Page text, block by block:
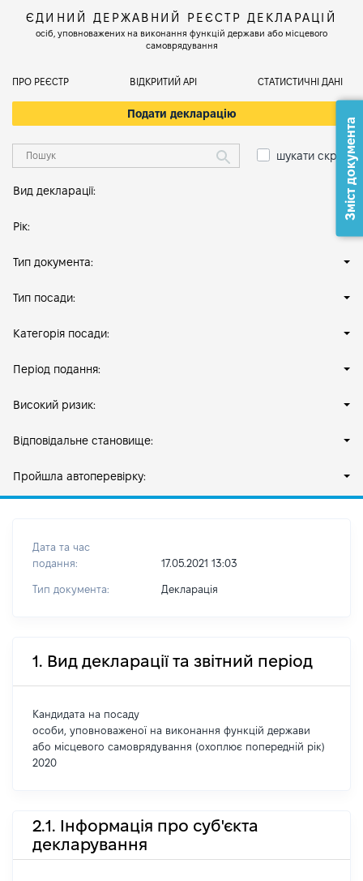
ЄДИНИЙ ДЕРЖАВНИЙ РЕЄСТР ДЕКЛАРАЦІЙ
осіб, уповноважених на виконання функцій держави або місцевого
самоврядування
ПРО РЕЄСТР ВІДКРИТИЙ АРІ СТАТИСТИЧНІ ДАНІ
Подати декларацію
шукати скрізь
Вид декларації:
Рік:
Тип документа:
Тип посади:
Категорія посади:
Період подання:
Високий ризик:
Відповідальне становище:
Пройшла автоперевірку:
Дата та час
подання:
17.05.2021 13:03
Тип документа: Декларація
1. Вид декларації та звітний період
Кандидата на посаду
особи, уповноваженої на виконання функцій держави
або місцевого самоврядування (охоплює попередній рік)
2020
2.1. Інформація про суб'єкта
декларування
Зміст документа